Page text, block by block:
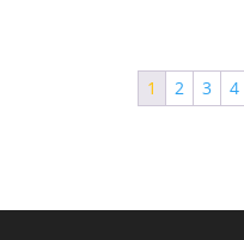
1 2 3 4